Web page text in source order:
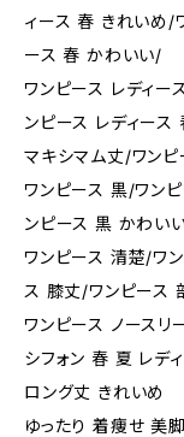
ィース 春 きれいめ/
ース 春 かわいい/
ワンピース レディー
ンピース レディース
マキシマム丈/ワン
ワンピース 黒/ワン
ンピース 黒 かわい
ワンピース 清楚/ワ
ス 膝丈/ワンピース
ワンピース ノースリ
シフォン 春 夏 レデ
ロング丈 きれいめ
ゆったり 着痩せ 美